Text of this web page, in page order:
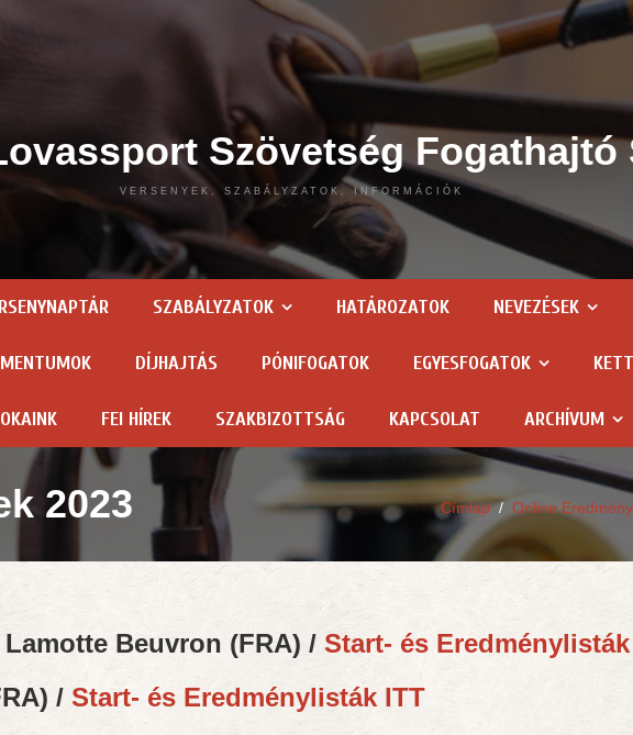
Szövetség Fogathajtó
VERSENYEK, SZABÁLYZATOK, INFORMÁCIÓK
SZABÁLYZATOK HATÁROZATOK NEVEZÉSEK
DÍJHAJTÁS PÓNIFOGATOK EGYESFOGATOK
FEI HÍREK SZAKBIZOTTSÁG KAPCSOLAT ARCHÍVUM
Címlap/ Online
2023
Beuvron (FRA) / Start- és
/ Start- és Eredménylisták ITT